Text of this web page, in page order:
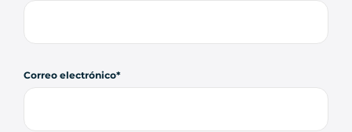
Correo electrónico